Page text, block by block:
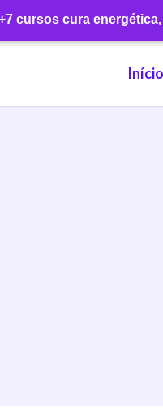
cursos cura
Início